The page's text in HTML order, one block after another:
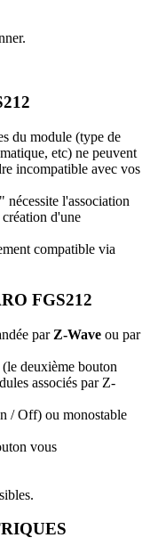
du module (type de
etc) ne peuvent
incompatible avec vos
l'association
d'une
compatible via
FGS212
par Z-Wave ou par
deuxième bouton
associés par Z-
/ Off) ou monostable
vous